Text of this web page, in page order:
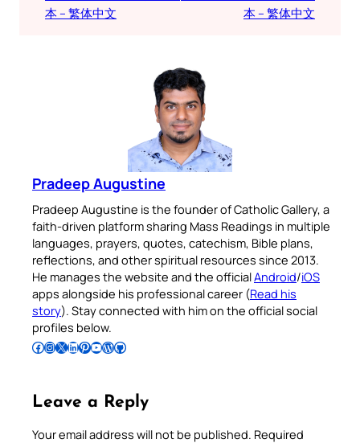
本 – 繁体中文
本 – 繁体中文
Pradeep Augustine
Pradeep Augustine is the founder of Catholic Gallery, a
faith-driven platform sharing Mass Readings in multiple
languages, prayers, quotes, catechism, Bible plans,
reflections, and other spiritual resources since 2013.
He manages the website and the officialAndroid/iOS
apps alongside his professional career (Read his
story). Stay connected with him on the official social
profiles below.
Follow Pradeep on Facebook Follow Pradeep on InstagramFollow Pradeep on X Follow Pradeep on LinkedIn Follow Pradeep on Pinterest Subscribe to Pradeep’s Youtube Channel Follow Pradeep on WordPress Follow Pradeep on GitHub
Leave a Reply
Your email address will not be published. Required